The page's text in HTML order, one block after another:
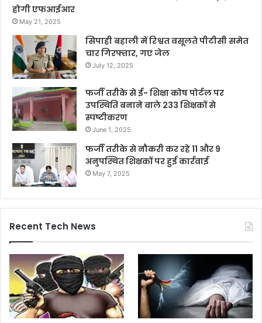
होगी एफआईआर
May 21, 2025
सिपाही बहाली में रिश्वत वसूलते पीटीसी समेत
चार गिरफ्तार, गए जेल
July 12, 2025
फर्जी तरीके से ई- शिक्षा कोष पोर्टल पर
उपस्थिति बनाने वाले 233 शिक्षकों से
स्पष्टीकरण
June 1, 2025
फर्जी तरीके से नौकरी कर रहे 11 और 9
अनुपस्थित शिक्षकों पर हुई कार्रवाई
May 7, 2025
Recent Tech News